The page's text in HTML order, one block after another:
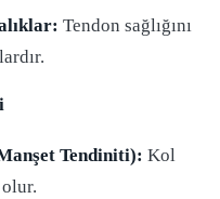
Tendon sağlığını
Tendiniti): Kol
olur.